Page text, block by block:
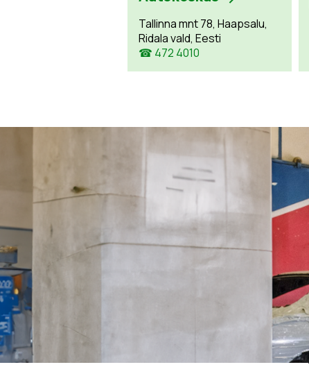
Tallinna mnt 78, Haapsalu,
Ridala vald, Eesti
☎ 472 4010